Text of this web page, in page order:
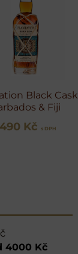
Black Cask
& Fiji
Kč s DPH
4000 Kč